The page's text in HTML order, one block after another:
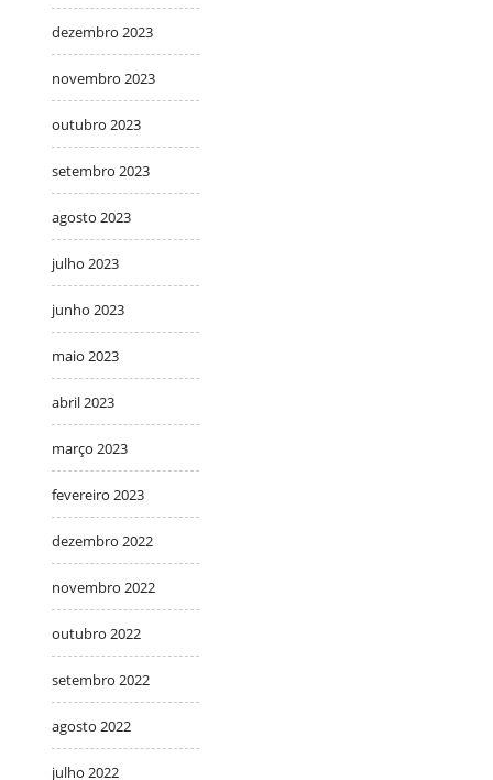
dezembro 2023
novembro 2023
outubro 2023
setembro 2023
agosto 2023
julho 2023
junho 2023
maio 2023
abril 2023
março 2023
fevereiro 2023
dezembro 2022
novembro 2022
outubro 2022
setembro 2022
agosto 2022
julho 2022